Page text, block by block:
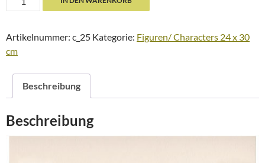
Menge
Artikelnummer: c_25 Kategorie: Figuren/ Characters 24 x 30
cm
Beschreibung
Beschreibung